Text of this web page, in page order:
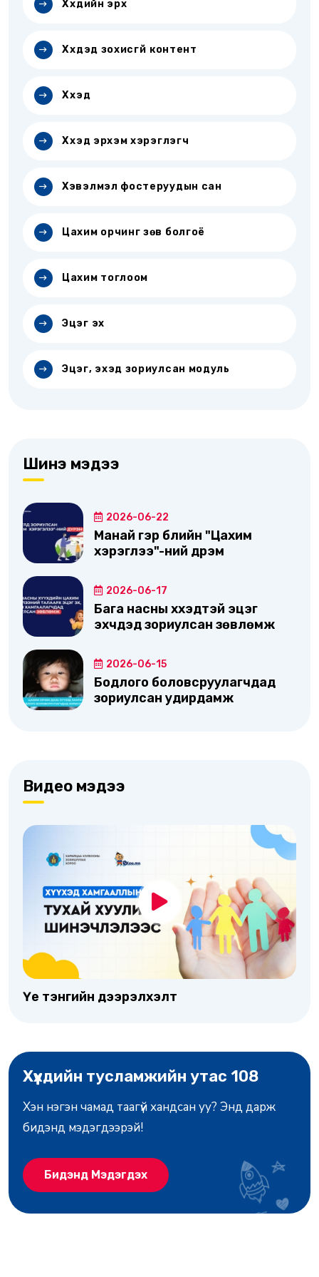
Хүүхдийн эрх
Хүүхдэд зохисгүй контент
Хүүхэд
Хүүхэд эрхэм хэрэглэгч
Хэвэлмэл фостеруудын сан
Цахим орчинг зөв болгоё
Цахим тоглоом
Эцэг эх
Эцэг, эхэд зориулсан модуль
Шинэ мэдээ
2026-06-22
Манай гэр бүлийн "Цахим
хэрэглээ"-ний дүрэм
2026-06-17
Бага насны хүүхэдтэй эцэг
эхчүүдэд зориулсан зөвлөмж
2026-06-15
Бодлого боловсруулагчдад
зориулсан удирдамж
Видео мэдээ
Үе тэнгийн дээрэлхэлт
Хүүхдийн тусламжийн утас 108
Хэн нэгэн чамад таагүй хандсан уу? Энд дарж
бидэнд мэдэгдээрэй!
Бидэнд Мэдэгдэх